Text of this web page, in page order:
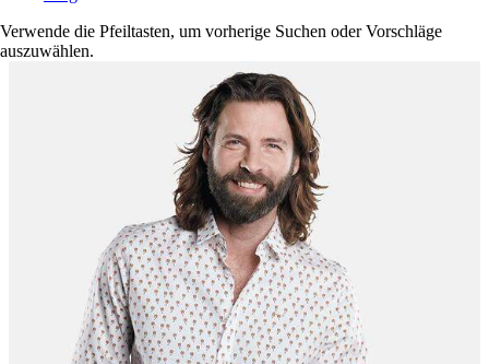
Verwende die Pfeiltasten, um vorherige Suchen oder Vorschläge
auszuwählen.